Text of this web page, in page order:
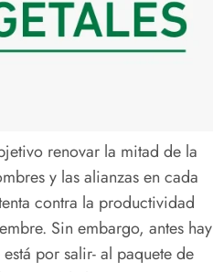
renovar la mitad de la
y las alianzas en cada
contra la productividad
Sin embargo, antes hay
por salir- al paquete de